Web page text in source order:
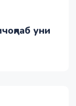
уни